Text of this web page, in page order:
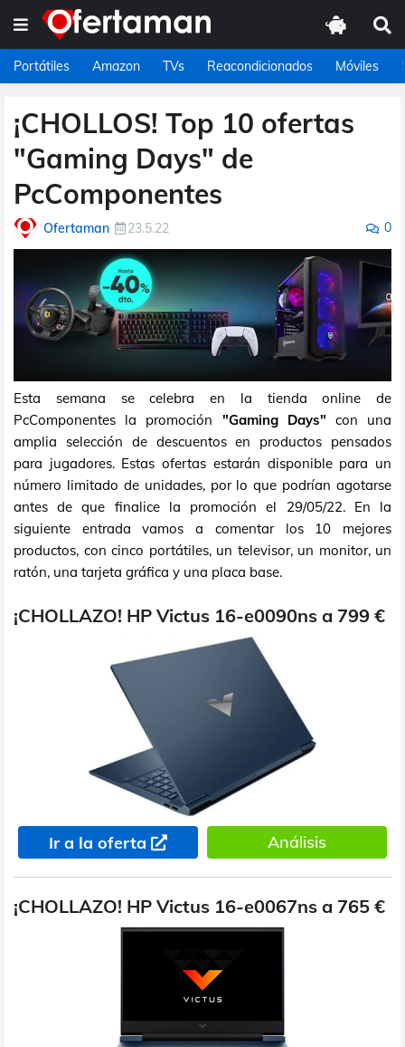
Portátiles Amazon TVs Reacondicionados Móviles
¡CHOLLOS! Top 10 ofertas
"Gaming Days" de
PcComponentes
Ofertaman 23.5.22 0
Esta semana se celebra en la tienda online de
PcComponentes la promoción "Gaming Days" con una
amplia selección de descuentos en productos pensados
para jugadores. Estas ofertas estarán disponible para un
número limitado de unidades, por lo que podrían agotarse
antes de que finalice la promoción el 29/05/22. En la
siguiente entrada vamos a comentar los 10 mejores
productos, con cinco portátiles, un televisor, un monitor, un
ratón, una tarjeta gráfica y una placa base.
¡CHOLLAZO! HP Victus 16-e0090ns a 799 €
Ir a la oferta Análisis
¡CHOLLAZO! HP Victus 16-e0067ns a 765 €